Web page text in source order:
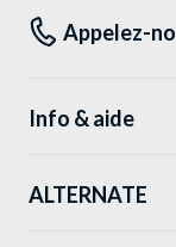
Appelez-
Info & aide
ALTERNATE